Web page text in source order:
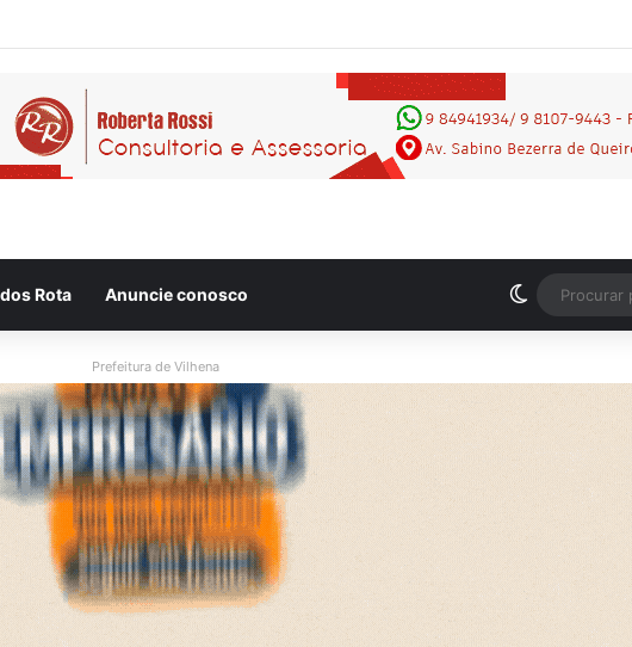
repassando porção de maconha a garoto de 14 anos em praça de Vilhena
Rota Anuncie conosco Switch skin
Prefeitura de Vilhena